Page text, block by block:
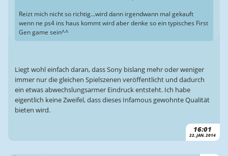
16:01
22. JAN. 2014
Reizt mich nicht so richtig...wird dann irgendwann mal gekauft
wenn ne ps4 ins haus kommt wird aber denke so ein typisches First
Gen game sein^^
Liegt wohl einfach daran, dass Sony bislang mehr oder weniger
immer nur die gleichen Spielszenen veröffentlicht und dadurch
ein etwas abwechslungsarmer Eindruck entsteht. Ich habe
eigentlich keine Zweifel, dass dieses Infamous gewohnte Qualität
bieten wird.